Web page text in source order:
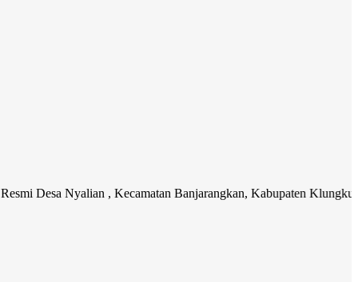
Nyalian , Kecamatan Banjarangkan, Kabupaten Klungkung.